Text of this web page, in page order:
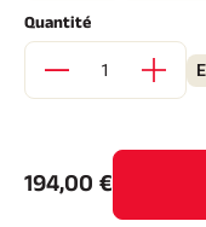
Quantité
194,00 €